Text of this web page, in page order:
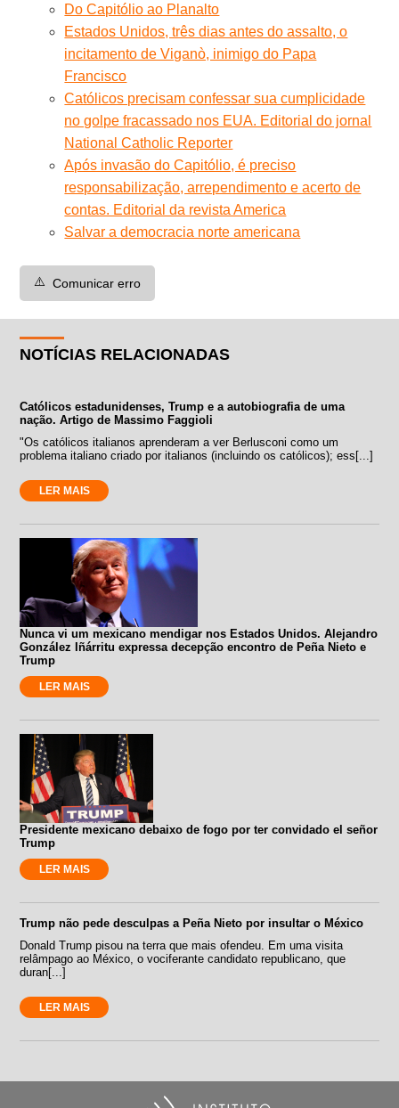
Do Capitólio ao Planalto
Estados Unidos, três dias antes do assalto, o
incitamento de Viganò, inimigo do Papa
Francisco
Católicos precisam confessar sua cumplicidade
no golpe fracassado nos EUA. Editorial do jornal
National Catholic Reporter
Após invasão do Capitólio, é preciso
responsabilização, arrependimento e acerto de
contas. Editorial da revista America
Salvar a democracia norte americana
⚠️ Comunicar erro
NOTÍCIAS RELACIONADAS
Católicos estadunidenses, Trump e a autobiografia de uma
nação. Artigo de Massimo Faggioli
"Os católicos italianos aprenderam a ver Berlusconi como um
problema italiano criado por italianos (incluindo os católicos); ess[...]
LER MAIS
Nunca vi um mexicano mendigar nos Estados Unidos. Alejandro
González Iñárritu expressa decepção encontro de Peña Nieto e
Trump
LER MAIS
Presidente mexicano debaixo de fogo por ter convidado el señor
Trump
LER MAIS
Trump não pede desculpas a Peña Nieto por insultar o México
Donald Trump pisou na terra que mais ofendeu. Em uma visita
relâmpago ao México, o vociferante candidato republicano, que
duran[...]
LER MAIS